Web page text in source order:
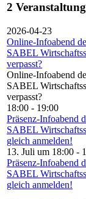
2
2026-04-23
Online-Infoabend
SABEL
verpasst?
Online-Infoabend
SABEL
verpasst?
18:00 - 19:00
Präsenz-Infoabend
SABEL
gleich anmelden!
13. Juli um 18:00 -
Präsenz-Infoabend
SABEL
gleich anmelden!